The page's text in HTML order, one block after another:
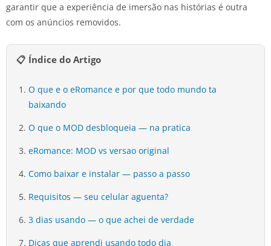
garantir que a experiência de imersão nas histórias é outra
com os anúncios removidos.
📋 Índice do Artigo
O que e o eRomance e por que todo mundo ta
baixando
O que o MOD desbloqueia — na pratica
eRomance: MOD vs versao original
Como baixar e instalar — passo a passo
Requisitos — seu celular aguenta?
3 dias usando — o que achei de verdade
Dicas que aprendi usando todo dia